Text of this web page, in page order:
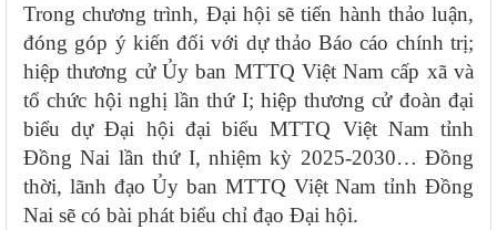
Trong chương trình, Đại hội sẽ tiến hành thảo luận,
đóng góp ý kiến đối với dự thảo Báo cáo chính trị;
hiệp thương cử Ủy ban MTTQ Việt Nam cấp xã và
tổ chức hội nghị lần thứ I; hiệp thương cử đoàn đại
biểu dự Đại hội đại biểu MTTQ Việt Nam tỉnh
Đồng Nai lần thứ I, nhiệm kỳ 2025-2030… Đồng
thời, lãnh đạo Ủy ban MTTQ Việt Nam tỉnh Đồng
Nai sẽ có bài phát biểu chỉ đạo Đại hội.